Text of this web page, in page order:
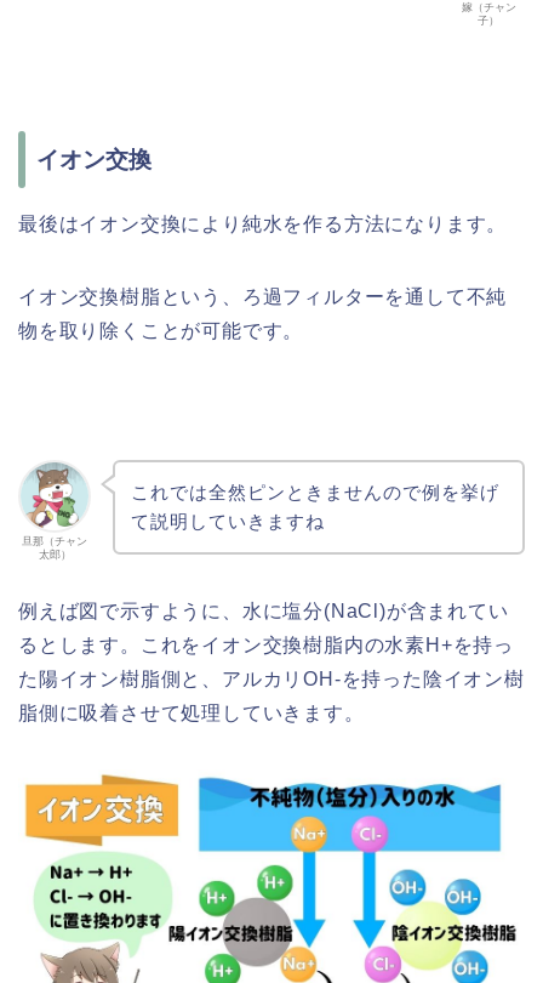
嫁（チャン
子）
イオン交換
最後はイオン交換により純水を作る方法になります。
イオン交換樹脂という、ろ過フィルターを通して不純
物を取り除くことが可能です。
旦那（チャン
太郎）
これでは全然ピンときませんので例を挙げ
て説明していきますね
例えば図で示すように、水に塩分(NaCl)が含まれてい
るとします。これをイオン交換樹脂内の水素H+を持っ
た陽イオン樹脂側と、アルカリOH-を持った陰イオン樹
脂側に吸着させて処理していきます。